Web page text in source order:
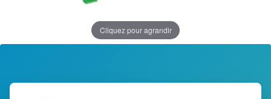
Cliquez pour agrandir